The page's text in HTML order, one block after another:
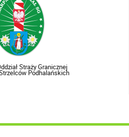
Straży Granicznej
Podhalańskich